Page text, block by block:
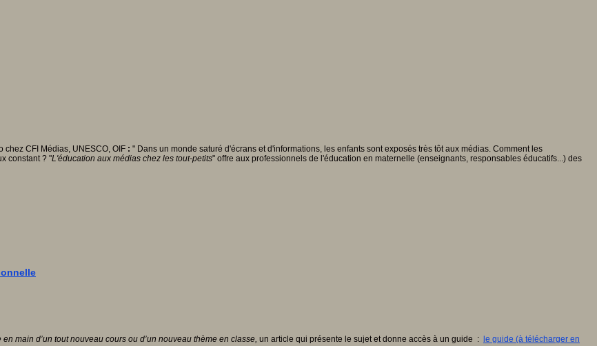
chez CFI Médias, UNESCO, OIF : " Dans un monde saturé d'écrans et d'informations, les enfants sont exposés très tôt aux médias. Comment les
constant ? "L'éducation aux médias chez les tout-petits" offre aux professionnels de l'éducation en maternelle (enseignants, responsables éducatifs...) des
en main d’un tout nouveau cours ou d’un nouveau thème en classe, un article qui présente le sujet et donne accès à un guide :
le guide (à télécharger en